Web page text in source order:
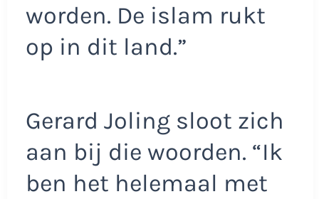
worden. De islam rukt
op in dit land.”
Gerard Joling sloot zich
aan bij die woorden. “Ik
ben het helemaal met